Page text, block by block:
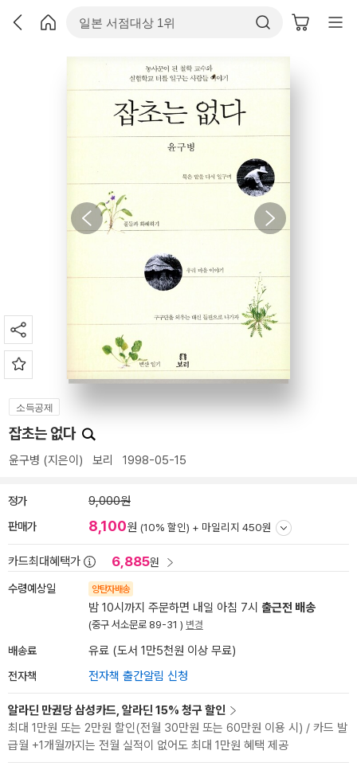
소득공제
잡초는 없다
윤구병 (지은이) 보리 1998-05-15
정가 9,000원
판매가 8,100원 (10% 할인) + 마일리지 450원
카드최대혜택가 6,885원
수령예상일 양탄자배송
밤 10시까지 주문하면 내일 아침 7시 출근전 배송
(중구 서소문로 89-31 ) 변경
배송료 유료 (도서 1만5천원 이상 무료)
전자책 전자책 출간알림 신청
알라딘 만권당 삼성카드, 알라딘 15% 청구 할인
최대 1만원 또는 2만원 할인(전월 30만원 또는 60만원 이용 시) / 카드 발
급월 +1개월까지는 전월 실적이 없어도 최대 1만원 혜택 제공